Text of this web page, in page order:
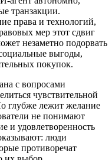
транзакции.
права и технологий,
мер этот сдвиг
незаметно подорвать
выгоды,
покупок.
с вопросами
чувствительной
глубже лежит желание
не понимают
и удовлетворенность
люди
противоречат